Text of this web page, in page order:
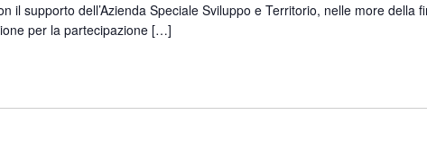
il supporto dell’Azienda Speciale Sviluppo e Territorio, nelle more della
per la partecipazione […]